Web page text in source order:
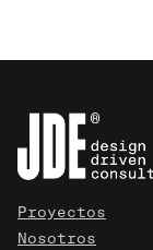
Proyectos
Nosotros